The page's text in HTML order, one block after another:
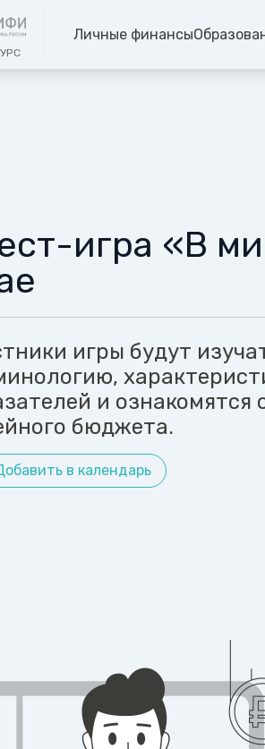
Личные финансы
игра «В
игры будут
и ознакомятся
бюджета.
в календарь